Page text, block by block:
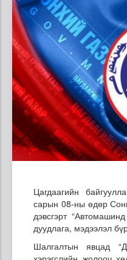
Цагдаагийн
сарын 08-ны өдөр
дэвсгэрт
дуудлага, мэдээлэл
Шалгалтын явцад